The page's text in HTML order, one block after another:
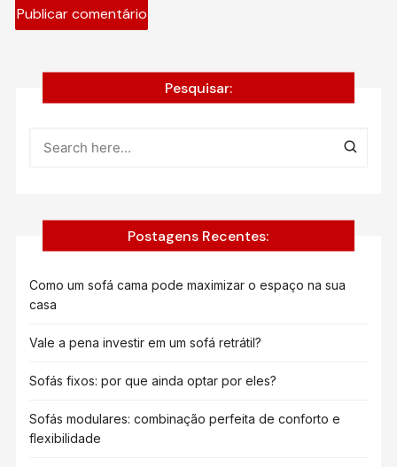
Pesquisar:
Postagens Recentes:
Como um sofá cama pode maximizar o espaço na sua
casa
Vale a pena investir em um sofá retrátil?
Sofás fixos: por que ainda optar por eles?
Sofás modulares: combinação perfeita de conforto e
flexibilidade